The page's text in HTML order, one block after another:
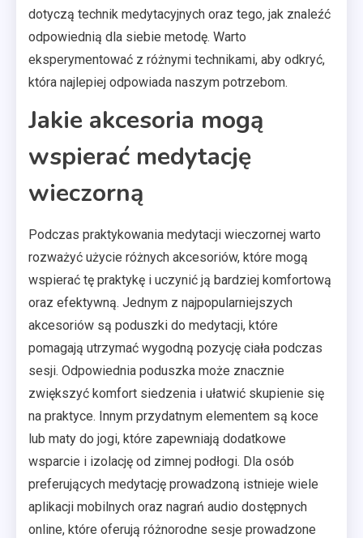
dotyczą technik medytacyjnych oraz tego, jak znaleźć
odpowiednią dla siebie metodę. Warto
eksperymentować z różnymi technikami, aby odkryć,
która najlepiej odpowiada naszym potrzebom.
Jakie akcesoria mogą
wspierać medytację
wieczorną
Podczas praktykowania medytacji wieczornej warto
rozważyć użycie różnych akcesoriów, które mogą
wspierać tę praktykę i uczynić ją bardziej komfortową
oraz efektywną. Jednym z najpopularniejszych
akcesoriów są poduszki do medytacji, które
pomagają utrzymać wygodną pozycję ciała podczas
sesji. Odpowiednia poduszka może znacznie
zwiększyć komfort siedzenia i ułatwić skupienie się
na praktyce. Innym przydatnym elementem są koce
lub maty do jogi, które zapewniają dodatkowe
wsparcie i izolację od zimnej podłogi. Dla osób
preferujących medytację prowadzoną istnieje wiele
aplikacji mobilnych oraz nagrań audio dostępnych
online, które oferują różnorodne sesje prowadzone